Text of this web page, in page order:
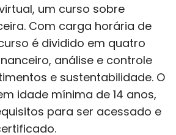
um curso sobre
Com carga horária de
é dividido em quatro
análise e controle
e sustentabilidade. O
idade mínima de 14 anos,
para ser acessado e